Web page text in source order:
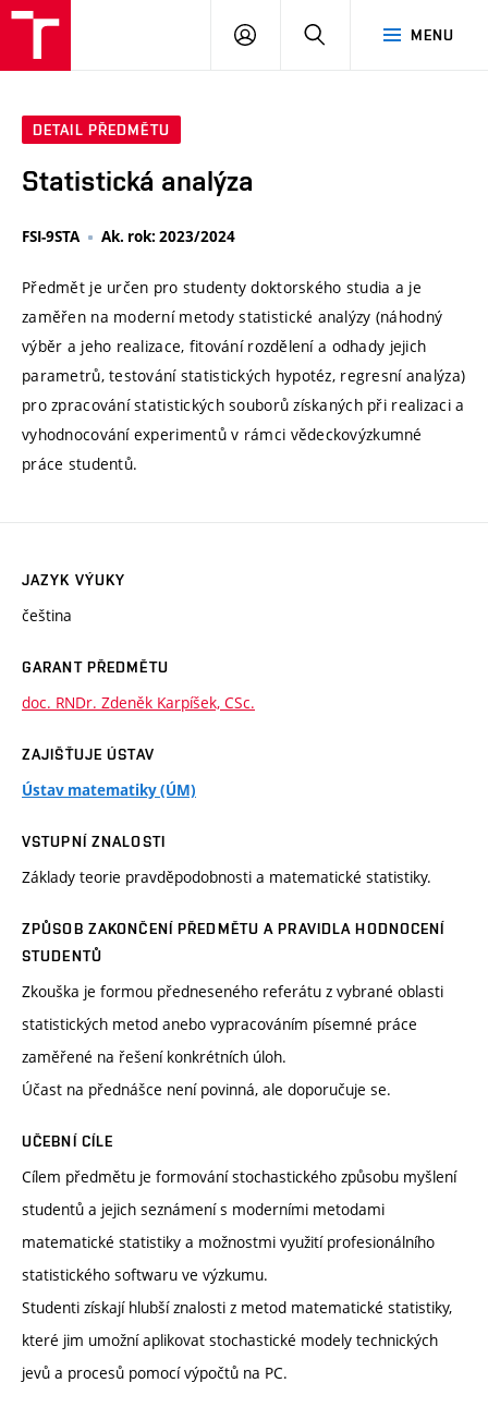
MENU
PŘIHLÁSIT
DETAIL PŘEDMĚTU
Statistická analýza
FSI-9STA Ak. rok: 2023/2024
Předmět je určen pro studenty doktorského studia a je
zaměřen na moderní metody statistické analýzy (náhodný
výběr a jeho realizace, fitování rozdělení a odhady jejich
parametrů, testování statistických hypotéz, regresní analýza)
pro zpracování statistických souborů získaných při realizaci a
vyhodnocování experimentů v rámci vědeckovýzkumné
práce studentů.
JAZYK VÝUKY
čeština
GARANT PŘEDMĚTU
doc. RNDr. Zdeněk Karpíšek, CSc.
ZAJIŠŤUJE ÚSTAV
Ústav matematiky (ÚM)
VSTUPNÍ ZNALOSTI
Základy teorie pravděpodobnosti a matematické statistiky.
ZPŮSOB ZAKONČENÍ PŘEDMĚTU A PRAVIDLA HODNOCENÍ
STUDENTŮ
Zkouška je formou předneseného referátu z vybrané oblasti
statistických metod anebo vypracováním písemné práce
zaměřené na řešení konkrétních úloh.
Účast na přednášce není povinná, ale doporučuje se.
UČEBNÍ CÍLE
Cílem předmětu je formování stochastického způsobu myšlení
studentů a jejich seznámení s moderními metodami
matematické statistiky a možnostmi využití profesionálního
statistického softwaru ve výzkumu.
Studenti získají hlubší znalosti z metod matematické statistiky,
které jim umožní aplikovat stochastické modely technických
jevů a procesů pomocí výpočtů na PC.